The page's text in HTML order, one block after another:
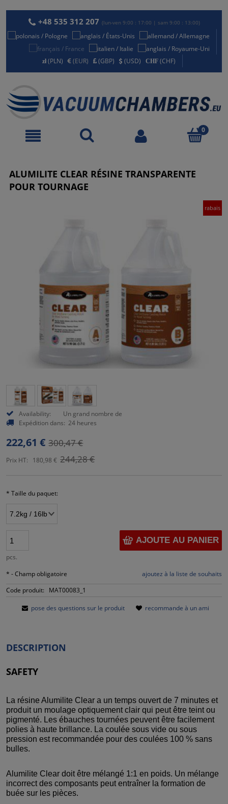
+48 535 312 207 (lun-ven 9:00 : 17:00 | sam 9:00 : 13:00)
(PLN) (EUR) (GBP) (USD) (CHF)
ALUMILITE CLEAR RÉSINE TRANSPARENTE
POUR TOURNAGE
rabais
Availability:
Un grand nombre de
Expédition dans: 24 heures
222,61 € 300,47 €
Prix HT: 180,98 € 244,28 €
* Taille du paquet:
pcs.
AJOUTE AU PANIER
ajoutez à la liste de souhaits
* - Champ obligatoire
Code produit:
MAT00083_1
pose des questions sur le produit recommande à un ami
DESCRIPTION
SAFETY
La résine Alumilite Clear a un temps ouvert de 7 minutes et
produit un moulage optiquement clair qui peut être teint ou
pigmenté. Les ébauches tournées peuvent être facilement
polies à haute brillance. La coulée sous vide ou sous
pression est recommandée pour des coulées 100 % sans
bulles.
Alumilite Clear doit être mélangé 1:1 en poids. Un mélange
incorrect des composants peut entraîner la formation de
buée sur les pièces.